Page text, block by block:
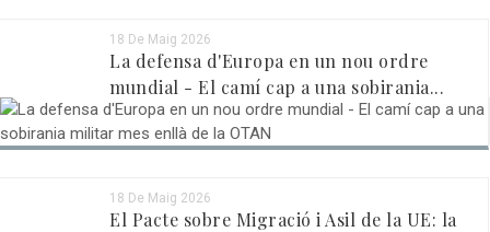
18 De Maig 2026
La defensa d'Europa en un nou ordre
mundial - El camí cap a una sobirania...
18 De Maig 2026
El Pacte sobre Migració i Asil de la UE: la